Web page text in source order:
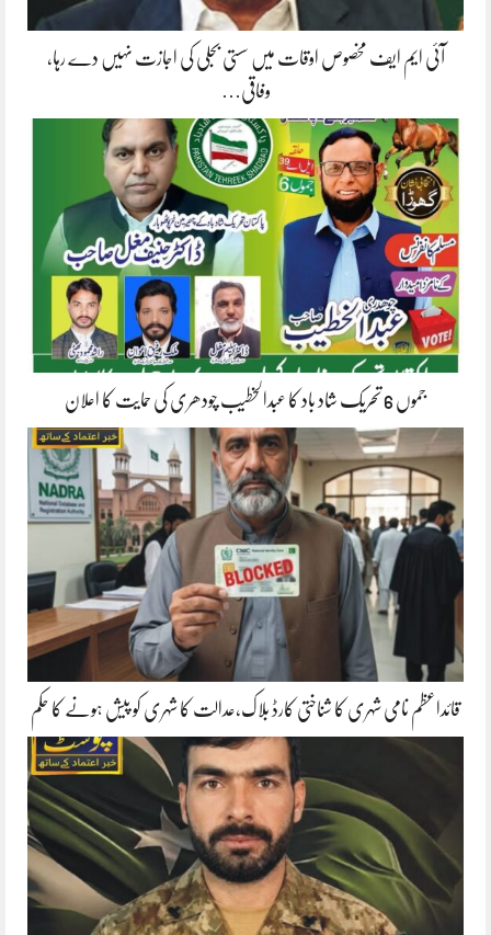
آئی ایم ایف مخصوص اوقات میں سستی بجلی کی اجازت نہیں دے رہا،
وفاقی…
جموں 6 تحریک شاد باد کا عبدالخطیب چودھری کی حمایت کا اعلان
قائداعظم نامی شہری کا شناختی کارڈ بلاک،عدالت کا شہری کو پیش ہونے کا حکم